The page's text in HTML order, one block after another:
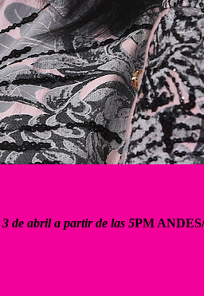
3 de abril a partir de las 5PM